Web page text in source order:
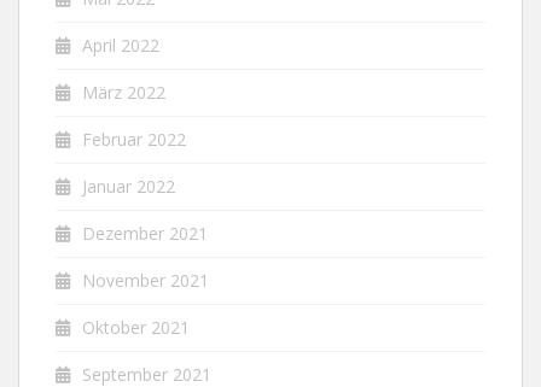
April 2022
März 2022
Februar 2022
Januar 2022
Dezember 2021
November 2021
Oktober 2021
September 2021